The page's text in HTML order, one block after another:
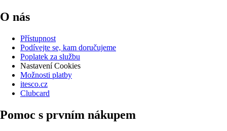
O nás
Přístupnost
Podívejte se, kam doručujeme
Poplatek za službu
Nastavení Cookies
Možnosti platby
itesco.cz
Clubcard
Pomoc s prvním nákupem